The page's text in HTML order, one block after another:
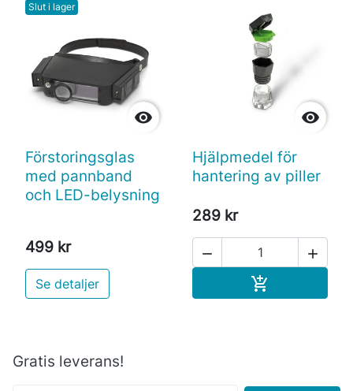
Slut i lager

Förstoringsglas
med pannband
och LED-belysning
499 kr
Se detaljer

Hjälpmedel för
hantering av piller
289 kr
 

Gratis leverans!